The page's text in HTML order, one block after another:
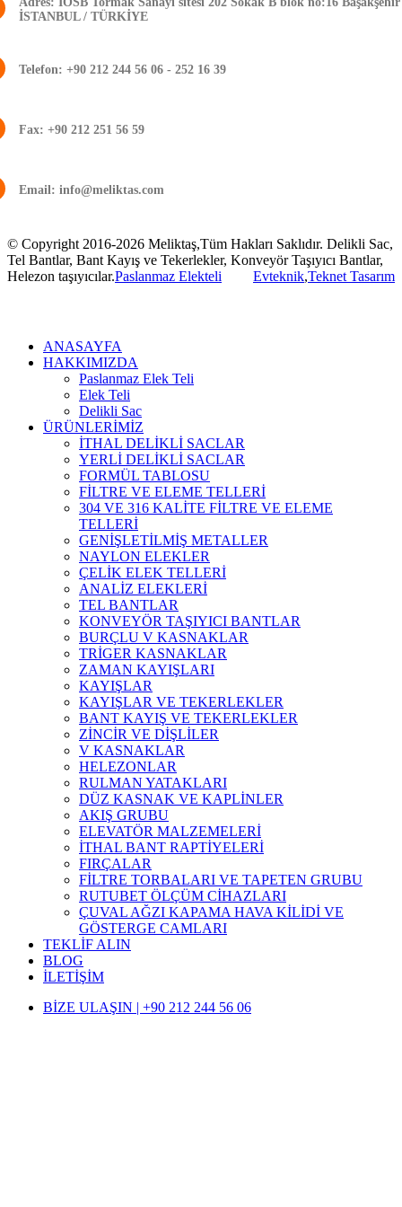
İSTANBUL / TÜRKİYE
Telefon: +90 212 244 56 06 - 252 16 39
Fax: +90 212 251 56 59
Email: info@meliktas.com
© Copyright 2016-2026 Meliktaş,Tüm Hakları Saklıdır. Delikli Sac,
Tel Bantlar, Bant Kayış ve Tekerlekler, Konveyör Taşıyıcı Bantlar,
Helezon taşıyıcılar.Paslanmaz Elekteli Evteknik,Teknet Tasarım
ANASAYFA
HAKKIMIZDA
Paslanmaz Elek Teli
Elek Teli
Delikli Sac
ÜRÜNLERİMİZ
İTHAL DELİKLİ SACLAR
YERLİ DELİKLİ SACLAR
FORMÜL TABLOSU
FİLTRE VE ELEME TELLERİ
304 VE 316 KALİTE FİLTRE VE ELEME
TELLERİ
GENİŞLETİLMİŞ METALLER
NAYLON ELEKLER
ÇELİK ELEK TELLERİ
ANALİZ ELEKLERİ
TEL BANTLAR
KONVEYÖR TAŞIYICI BANTLAR
BURÇLU V KASNAKLAR
TRİGER KASNAKLAR
ZAMAN KAYIŞLARI
KAYIŞLAR
KAYIŞLAR VE TEKERLEKLER
BANT KAYIŞ VE TEKERLEKLER
ZİNCİR VE DİŞLİLER
V KASNAKLAR
HELEZONLAR
RULMAN YATAKLARI
DÜZ KASNAK VE KAPLİNLER
AKIŞ GRUBU
ELEVATÖR MALZEMELERİ
İTHAL BANT RAPTİYELERİ
FIRÇALAR
FİLTRE TORBALARI VE TAPETEN GRUBU
RUTUBET ÖLÇÜM CİHAZLARI
ÇUVAL AĞZI KAPAMA HAVA KİLİDİ VE
GÖSTERGE CAMLARI
TEKLİF ALIN
BLOG
İLETİŞİM
BİZE ULAŞIN | +90 212 244 56 06